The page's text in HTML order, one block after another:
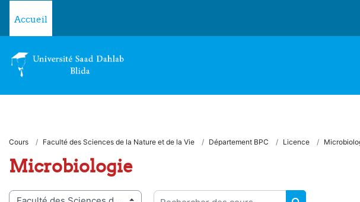
Accueil
Cours Faculté des Sciences de la Nature et de la Vie Département BPC Licence
Microbiologie